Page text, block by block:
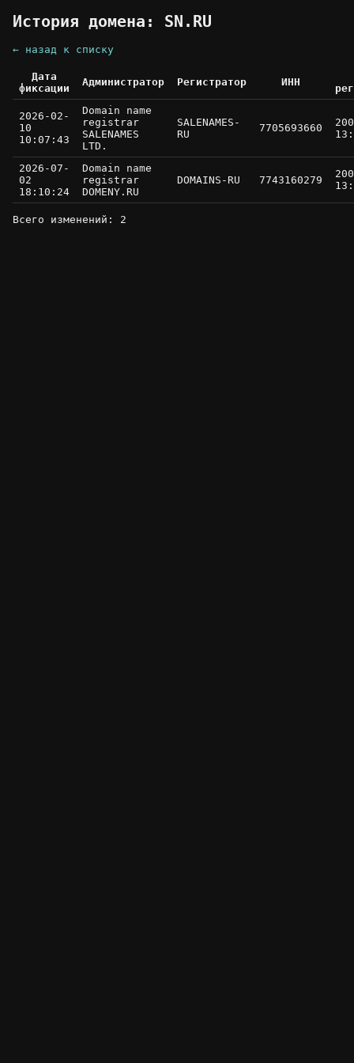
История домена: SN.RU
← назад к списку
Дата
фиксации
Администратор Регистратор ИНН
2026-02-
10
10:07:43
Domain name
registrar
SALENAMES
LTD.
SALENAMES-
RU
7705693660
2026-07-
02
18:10:24
Domain name
registrar
DOMENY.RU
DOMAINS-RU 7743160279
Всего изменений: 2